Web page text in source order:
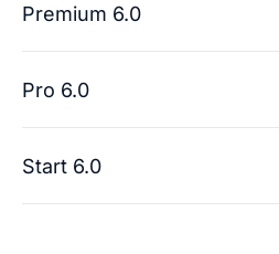
Premium 6.0
Pro 6.0
Start 6.0